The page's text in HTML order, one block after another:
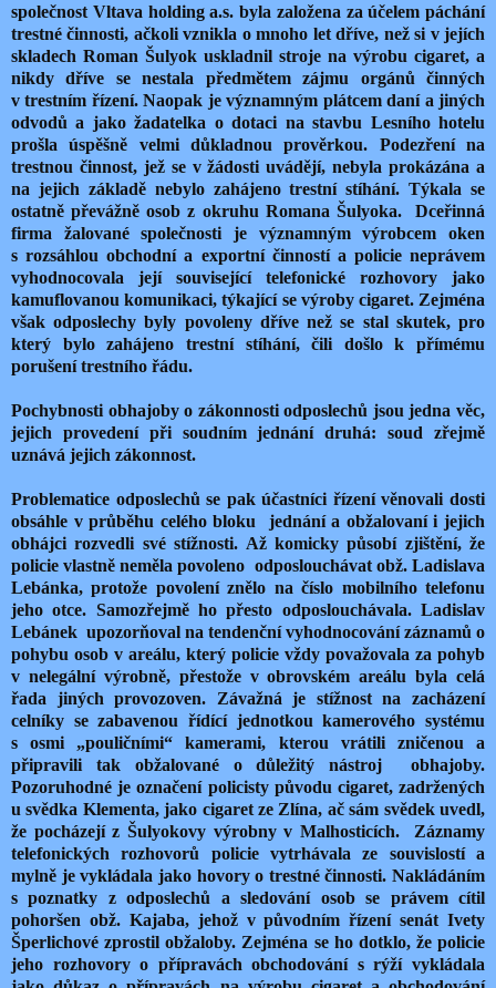
společnost Vltava holding a.s. byla založena za účelem páchání
trestné činnosti, ačkoli vznikla o mnoho let dříve, než si v jejích
skladech Roman Šulyok uskladnil stroje na výrobu cigaret, a
nikdy dříve se nestala předmětem zájmu orgánů činných
v trestním řízení. Naopak je významným plátcem daní a jiných
odvodů a jako žadatelka o dotaci na stavbu Lesního hotelu
prošla úspěšně velmi důkladnou prověrkou. Podezření na
trestnou činnost, jež se v žádosti uvádějí, nebyla prokázána a
na jejich základě nebylo zahájeno trestní stíhání. Týkala se
ostatně převážně osob z okruhu Romana Šulyoka.
Dceřinná
firma žalované společnosti je významným výrobcem oken
s rozsáhlou obchodní a exportní činností a policie neprávem
vyhodnocovala její související telefonické rozhovory jako
kamuflovanou komunikaci, týkající se výroby cigaret. Zejména
však odposlechy byly povoleny dříve než se stal skutek, pro
který bylo zahájeno trestní stíhání, čili došlo k přímému
porušení trestního řádu.
Pochybnosti obhajoby o zákonnosti odposlechů jsou jedna věc,
jejich provedení při soudním jednání druhá: soud zřejmě
uznává jejich zákonnost.
Problematice odposlechů se pak účastníci řízení věnovali dosti
obsáhle v průběhu celého bloku
jednání a obžalovaní i jejich
obhájci rozvedli své stížnosti. Až komicky působí zjištění, že
policie vlastně neměla povoleno odposlouchávat obž. Ladislava
Lebánka, protože povolení znělo na číslo mobilního telefonu
jeho otce. Samozřejmě ho přesto odposlouchávala. Ladislav
Lebánek upozorňoval na tendenční vyhodnocování záznamů o
pohybu osob v areálu, který policie vždy považovala za pohyb
v nelegální výrobně, přestože v obrovském areálu byla celá
řada jiných provozoven. Závažná je stížnost na zacházení
celníky se zabavenou řídící jednotkou kamerového systému
s osmi „pouličními“ kamerami, kterou vrátili zničenou a
připravili tak obžalované o důležitý nástroj
obhajoby.
Pozoruhodné je označení policisty původu cigaret, zadržených
u svědka Klementa, jako cigaret ze Zlína, ač sám svědek uvedl,
že pocházejí z Šulyokovy výrobny v Malhosticích.
Záznamy
telefonických rozhovorů policie vytrhávala ze souvislostí a
mylně je vykládala jako hovory o trestné činnosti. Nakládáním
s poznatky z odposlechů a sledování osob se právem cítil
pohoršen obž. Kajaba, jehož v původním řízení senát Ivety
Šperlichové zprostil obžaloby. Zejména se ho dotklo, že policie
jeho rozhovory o přípravách obchodování s rýží vykládala